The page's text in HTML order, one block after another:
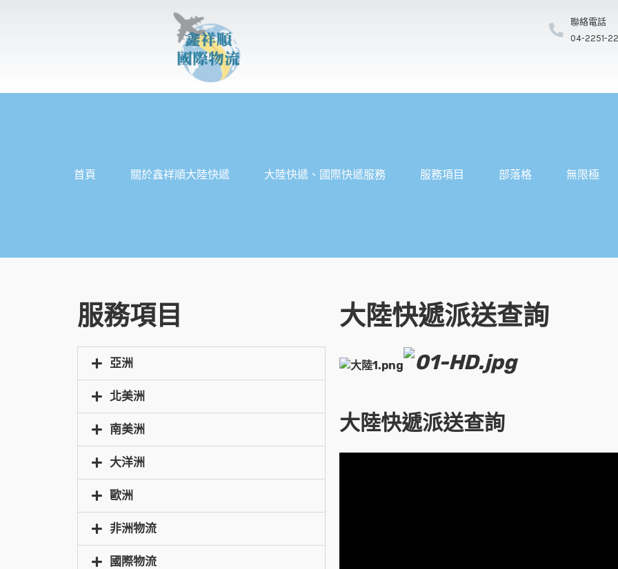
內
聯絡電話
04-2251-
首頁 關於鑫祥順大陸快遞 大陸快遞、國際快遞服務 服務項目 部落格 無限極
服務項目
亞洲
北美洲
南美洲
大洋洲
歐洲
非洲物流
國際物流
大陸快遞派送查詢
大陸快遞派送查詢